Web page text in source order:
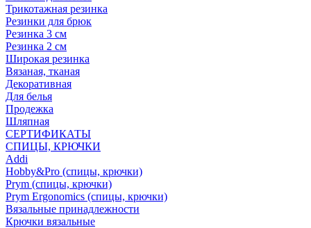
Трикотажная резинка
Резинки для брюк
Резинка 3 см
Резинка 2 см
Широкая резинка
Вязаная, тканая
Декоративная
Для белья
Продежка
Шляпная
СЕРТИФИКАТЫ
СПИЦЫ, КРЮЧКИ
Addi
Hobby&Pro (спицы, крючки)
Prym (спицы, крючки)
Prym Ergonomics (спицы, крючки)
Вязальные принадлежности
Крючки вязальные